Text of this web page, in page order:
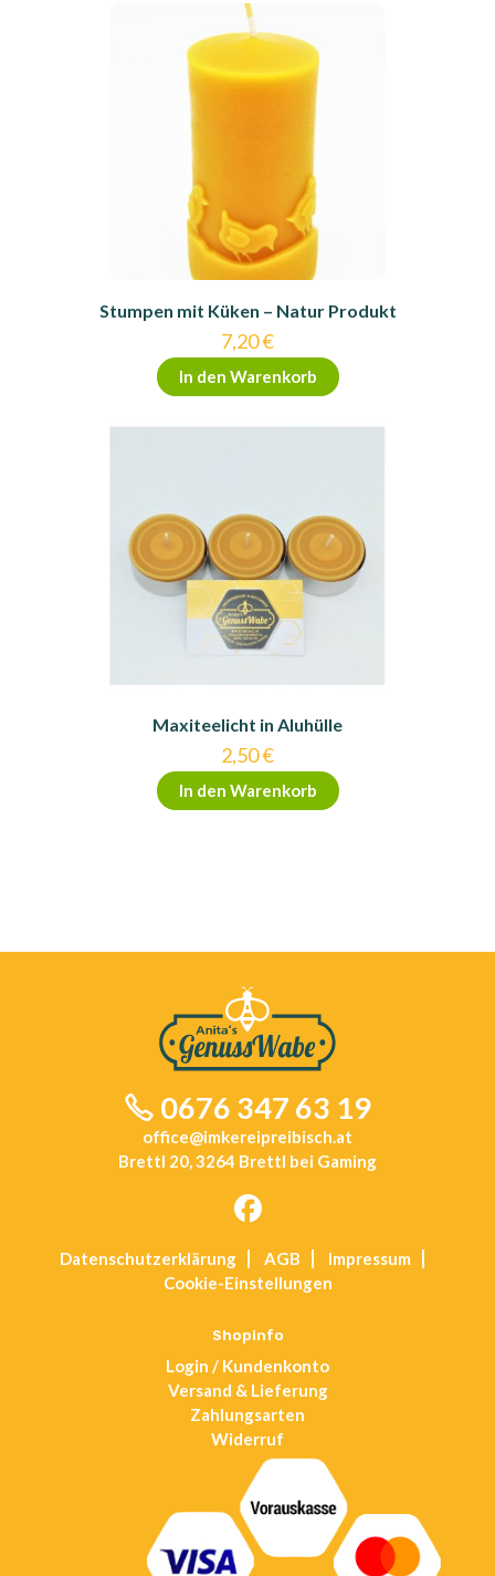
Stumpen mit Küken – Natur Produkt
7,20€
In den Warenkorb
Maxiteelicht in Aluhülle
2,50€
In den Warenkorb
0676 347 63 19
office@imkereipreibisch.at
Brettl 20, 3264 Brettl bei Gaming
a
tab
Datenschutz­erklärung AGB
Impressum
Cookie-Einstellungen
Shopinfo
Login / Kundenkonto
Versand & Lieferung
Zahlungsarten
Widerruf